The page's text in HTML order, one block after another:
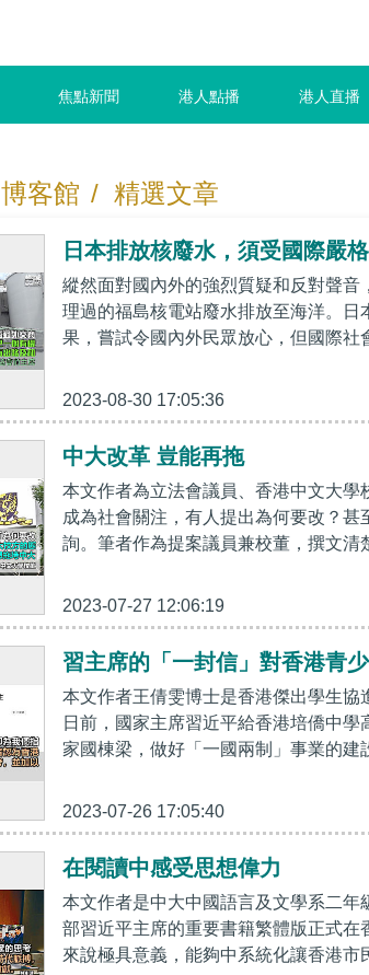
焦點新聞 港人點播 港人直播
博客館 / 精選文章
日本排放核廢水，須受國際嚴
縱然面對國內外的強烈質疑和反對聲
理過的福島核電站廢水排放至海洋。
果，嘗試令國內外民眾放心，但國際社
2023-08-30 17:05:36
中大改革 豈能再拖
本文作者為立法會議員、香港中文大
成為社會關注，有人提出為何要改？
詢。筆者作為提案議員兼校董，撰文清
2023-07-27 12:06:19
習主席的「一封信」對香港青
本文作者王倩雯博士是香港傑出學生
日前，國家主席習近平給香港培僑中
家國棟梁，做好「一國兩制」事業的建
2023-07-26 17:05:40
在閱讀中感受思想偉力
本文作者是中大中國語言及文學系二
部習近平主席的重要書籍繁體版正式
來說極具意義，能夠中系統化讓香港市